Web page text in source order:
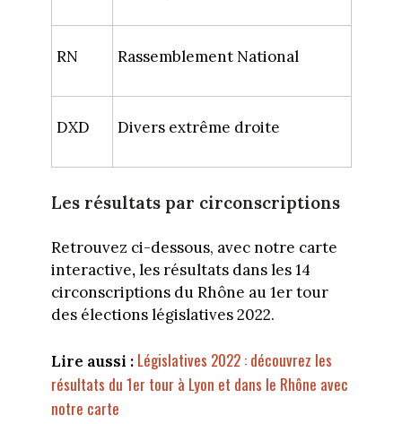
RN Rassemblement National
DXD Divers extrême droite
Les résultats par circonscriptions
Retrouvez ci-dessous, avec notre carte
interactive,les résultats dans les 14
circonscriptions du Rhône au 1er tour
des élections législatives 2022.
Lire aussi : Législatives 2022 : découvrez les
résultats du 1er tour à Lyon et dans le Rhône avec
notre carte